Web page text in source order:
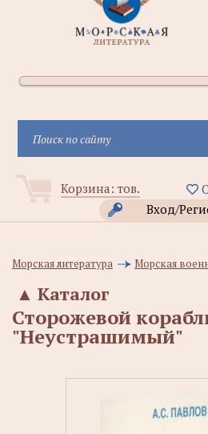
Корзина: тов.
Вход/
Морская литература Морская
Каталог
▲
Сторожевой
"Неустрашимый"